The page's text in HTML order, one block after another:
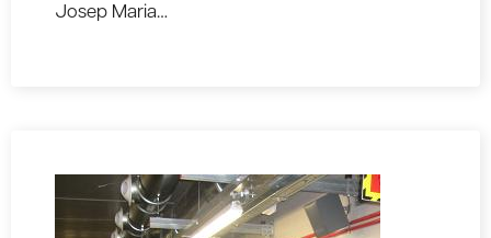
Josep Maria…